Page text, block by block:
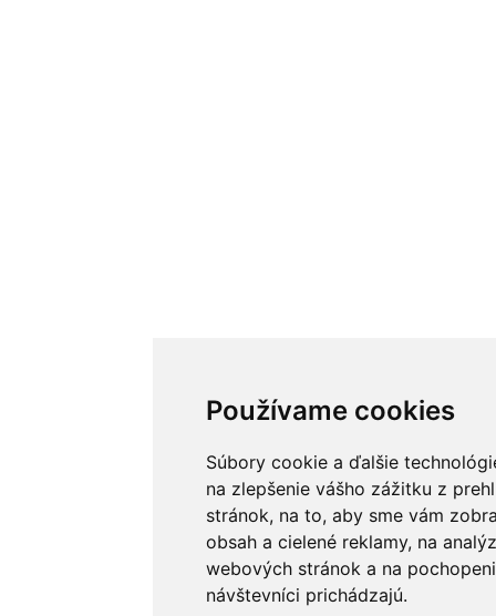
Používame cookies
Súbory cookie a ďalšie
na zlepšenie vášho zážitku z
stránok, na to, aby sme vám
obsah a cielené reklamy, na
webových stránok a na
návštevníci prichádzajú.